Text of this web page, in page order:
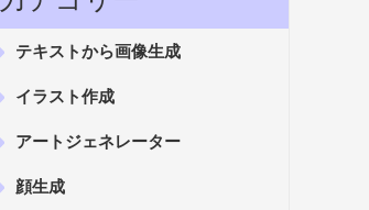
テキストから画像生成
イラスト作成
アートジェネレーター
顔生成